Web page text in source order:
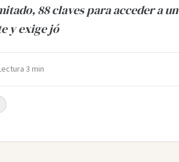
88 claves para acceder a un
y exige jó
3 min